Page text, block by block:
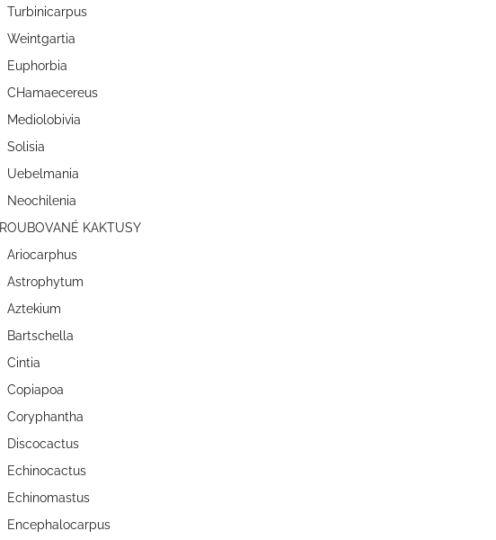
Turbinicarpus
Weintgartia
Euphorbia
CHamaecereus
Mediolobivia
Solisia
Uebelmania
Neochilenia
ROUBOVANÉ KAKTUSY
Ariocarphus
Astrophytum
Aztekium
Bartschella
Cintia
Copiapoa
Coryphantha
Discocactus
Echinocactus
Echinomastus
Encephalocarpus